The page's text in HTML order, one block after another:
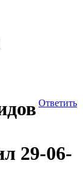
Ответить
29-06-